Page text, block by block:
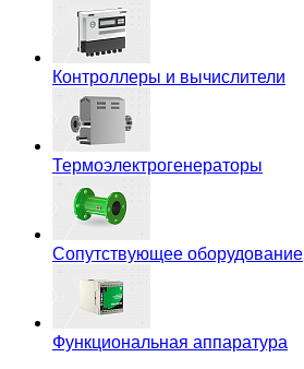
Контроллеры и вычислители
Термоэлектрогенераторы
Сопутствующее оборудование
Функциональная аппаратура